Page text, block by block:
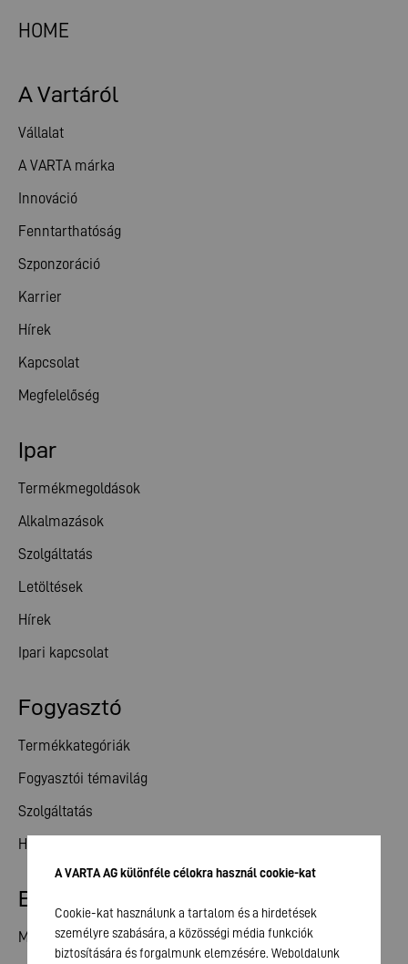
HOME
A Vartáról
Vállalat
A VARTA márka
Innováció
Fenntarthatóság
Szponzoráció
Karrier
Hírek
Kapcsolat
Megfelelőség
Fogyasztó
Termékkategóriák
Fogyasztói témavilág
Szolgáltatás
Hírek
Ipar
Termékmegoldások
Alkalmazások
Szolgáltatás
Letöltések
Hírek
Ipari kapcsolat
Befektetői kapcsolatok
Megosztás
A VARTA AG különféle célokra használ cookie-kat
Cookie-kat használunk a tartalom és a hirdetések
személyre szabására, a közösségi média funkciók
biztosítására és forgalmunk elemzésére. Weboldalunk